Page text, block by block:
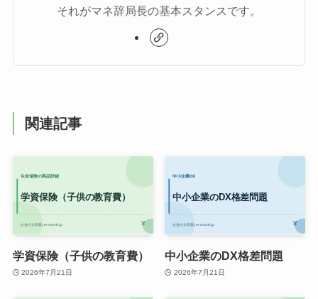
それがマネ辞局長の基本スタンスです。
関連記事
学資保険（子供の教育費）
2026年7月21日
中小企業のDX格差問題
2026年7月21日